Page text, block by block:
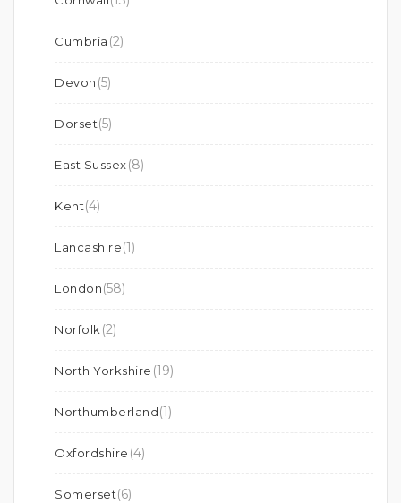
Cumbria (2)
Devon (5)
Dorset(5)
East Sussex(8)
Kent(4)
Lancashire(1)
London(58)
Norfolk (2)
North Yorkshire (19)
Northumberland(1)
Oxfordshire (4)
Somerset(6)